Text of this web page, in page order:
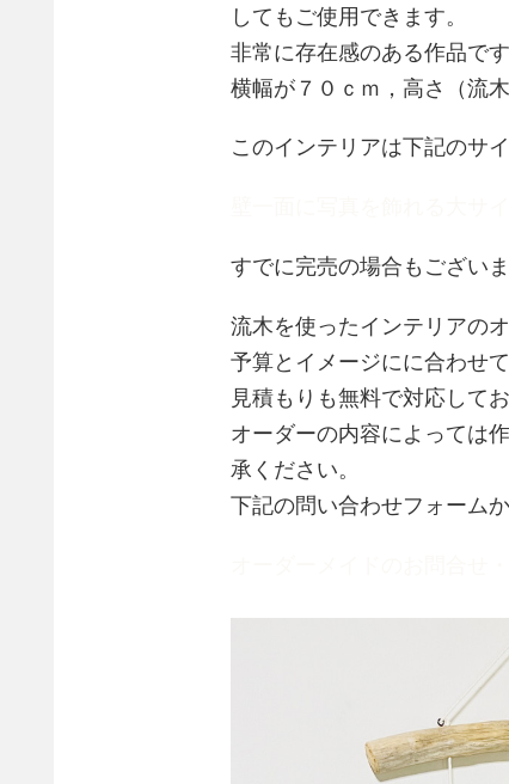
してもご使用できます。
非常に存在感のある作品で
横幅が７０ｃｍ，高さ（流
このインテリアは下記のサ
すでに完売の場合もございま
流木を使ったインテリアの
予算とイメージにに合わせ
見積もりも無料で対応して
オーダーの内容によっては
承ください。
下記の問い合わせフォーム